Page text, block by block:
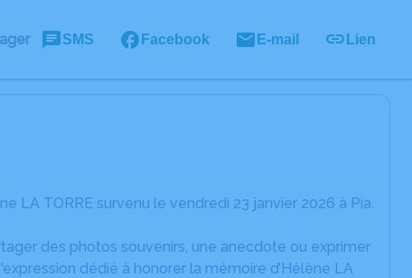
SMS Facebook E-mail Lien
LA TORRE survenu le vendredi 23 janvier 2026 à Pia.
des photos souvenirs, une anecdote ou exprimer
dédié à honorer la mémoire d’Hélène LA